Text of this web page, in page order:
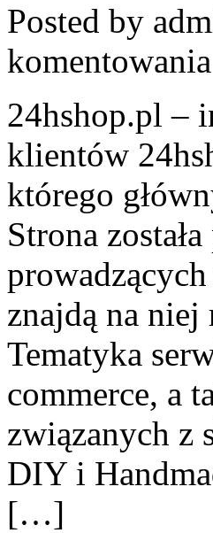
Posted by
komentowania
24hshop.pl –
klientów
którego
Strona
znajdą na
Tematyka
commerce, a
związanych z
DIY i
[…]